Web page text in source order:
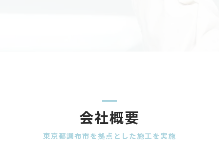
東京都調布市を拠点とした施工を実施
会社概要